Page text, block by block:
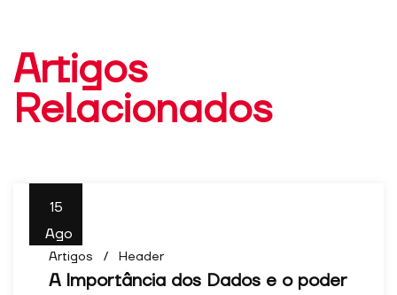
Artigos
Relacionados
15
Ago
Artigos Header
A Importância dos Dados e o poder